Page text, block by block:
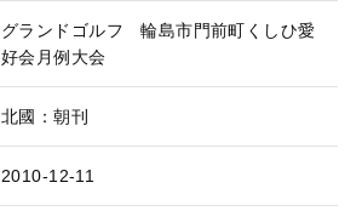
グランドゴルフ 輪島市門前町くしひ愛
好会月例大会
北國：朝刊
2010-12-11